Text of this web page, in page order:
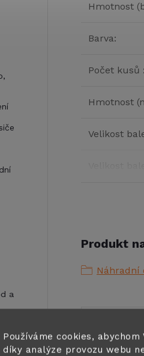
Používáme cookies,
díky analýze provozu webu
a
Hmotnost
Barva:
Počet kusů :
Hmotnost
Velikost
Produkt
Náhradní